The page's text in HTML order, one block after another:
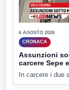
6 AGOSTO 2026
CRONACA
Assunzioni
carcere Sepe
In carcere i due